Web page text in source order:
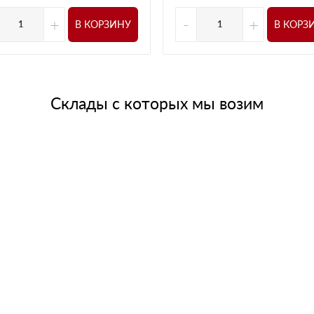
+ В КОРЗИНУ - + В
Склады с которых мы возим